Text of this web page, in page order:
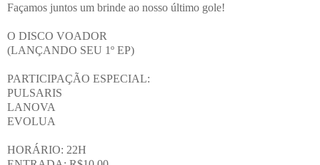
Façamos juntos um brinde ao nosso último gole!
O DISCO VOADOR
(LANÇANDO SEU 1º EP)
PARTICIPAÇÃO ESPECIAL:
PULSARIS
LANOVA
EVOLUA
HORÁRIO: 22H